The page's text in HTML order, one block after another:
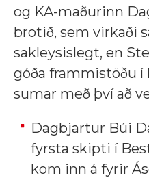
og KA-maðurinn
brotið, sem virkaði
sakleysislegt, en
góða frammistöðu
sumar með því að
Dagbjartur Búi
fyrsta skipti í
kom inn á fyrir